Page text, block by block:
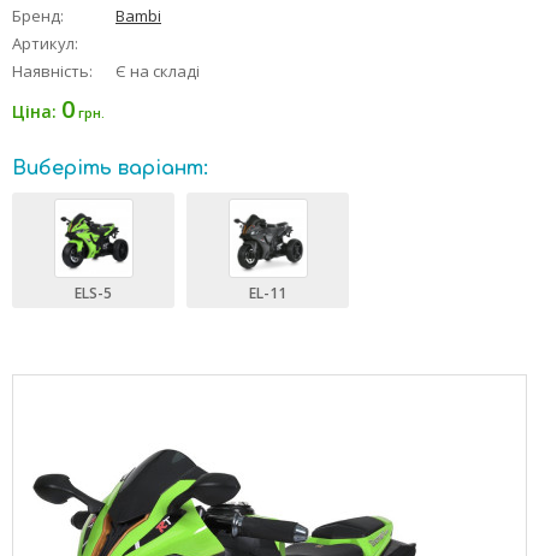
Бренд:
Bambi
Артикул:
Наявність:
Є на складі
Ціна: 0 грн.
Виберіть варіант:
ELS-5 EL-11